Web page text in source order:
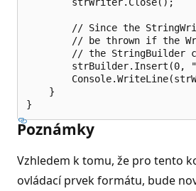
// Since the
// be thrown if the
// the StringBuilder
strBuilder.Insert(0,
    }
Poznámky
Vzhledem k tomu, že pro tento
ovládací prvek formátu, bude